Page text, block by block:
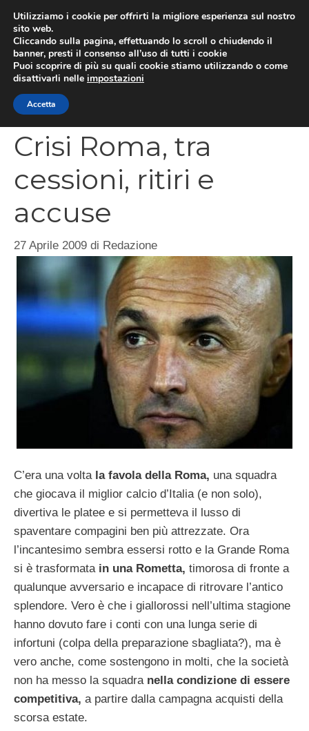
contenuto
Crisi Roma, tra
cessioni, ritiri e
accuse
27 Aprile 2009 di Redazione
C’era una volta la favola della Roma, una squadra
che giocava il miglior calcio d’Italia (e non solo),
divertiva le platee e si permetteva il lusso di
spaventare compagini ben più attrezzate. Ora
l’incantesimo sembra essersi rotto e la Grande Roma
si è trasformata in una Rometta, timorosa di fronte a
qualunque avversario e incapace di ritrovare l’antico
splendore. Vero è che i giallorossi nell’ultima stagione
hanno dovuto fare i conti con una lunga serie di
infortuni (colpa della preparazione sbagliata?), ma è
vero anche, come sostengono in molti, che la società
non ha messo la squadra nella condizione di essere
competitiva, a partire dalla campagna acquisti della
scorsa estate.
Utilizziamo i cookie per offrirti la migliore esperienza sul nostro
sito web.
Cliccando sulla pagina, effettuando lo scroll o chiudendo il
banner, presti il consenso all’uso di tutti i cookie
Puoi scoprire di più su quali cookie stiamo utilizzando o come
disattivarli nelle impostazioni
Accetta